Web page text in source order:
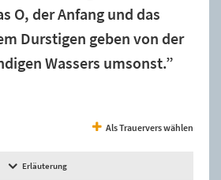
O, der Anfang und das
Durstigen geben von der
Wassers umsonst.”
Als Trauervers wählen
Erläuterung